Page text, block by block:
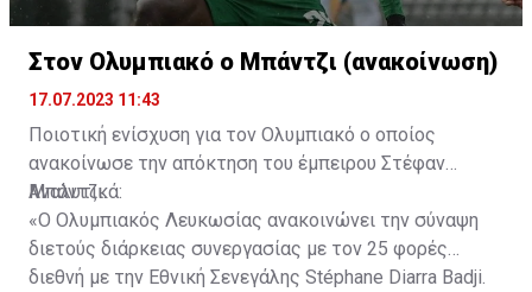
Στον Ολυμπιακό ο Μπάντζι (ανακοίνωση)
17.07.2023 11:43
Ποιοτική ενίσχυση για τον Ολυμπιακό ο οποίος
ανακοίνωσε την απόκτηση του έμπειρου Στέφαν
Μπάντζι.
Αναλυτικά:
«Ο Ολυμπιακός Λευκωσίας ανακοινώνει την σύναψη
διετούς διάρκειας συνεργασίας με τον 25 φορές
διεθνή με την Εθνική Σενεγάλης Stéphane Diarra Badji.